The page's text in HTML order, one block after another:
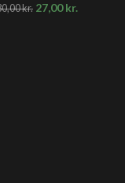
kr. 27,00kr.